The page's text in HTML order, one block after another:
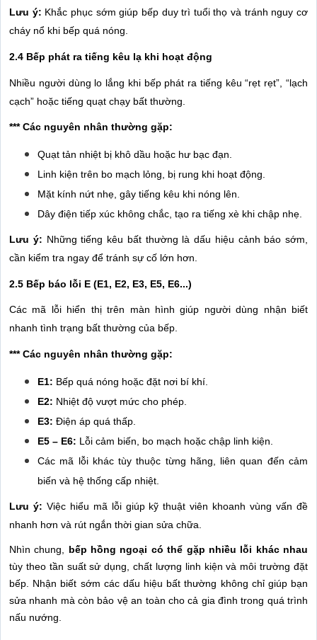
Lưu ý: Khắc phục sớm giúp bếp duy trì tuổi thọ và tránh nguy cơ
cháy nổ khi bếp quá nóng.
2.4 Bếp phát ra tiếng kêu lạ khi hoạt động
Nhiều người dùng lo lắng khi bếp phát ra tiếng kêu “rẹt rẹt”, “lạch
cạch” hoặc tiếng quạt chạy bất thường.
*** Các nguyên nhân thường gặp:
Quạt tản nhiệt bị khô dầu hoặc hư bạc đạn.
Linh kiện trên bo mạch lỏng, bị rung khi hoạt động.
Mặt kính nứt nhẹ, gây tiếng kêu khi nóng lên.
Dây điện tiếp xúc không chắc, tạo ra tiếng xè khi chập nhẹ.
Lưu ý: Những tiếng kêu bất thường là dấu hiệu cảnh báo sớm,
cần kiểm tra ngay để tránh sự cố lớn hơn.
2.5 Bếp báo lỗi E (E1, E2, E3, E5, E6...)
Các mã lỗi hiển thị trên màn hình giúp người dùng nhận biết
nhanh tình trạng bất thường của bếp.
*** Các nguyên nhân thường gặp:
E1: Bếp quá nóng hoặc đặt nơi bí khí.
E2: Nhiệt độ vượt mức cho phép.
E3: Điện áp quá thấp.
E5 – E6: Lỗi cảm biến, bo mạch hoặc chập linh kiện.
Các mã lỗi khác tùy thuộc từng hãng, liên quan đến cảm
biến và hệ thống cấp nhiệt.
Lưu ý: Việc hiểu mã lỗi giúp kỹ thuật viên khoanh vùng vấn đề
nhanh hơn và rút ngắn thời gian sửa chữa.
Nhìn chung, bếp hồng ngoại có thể gặp nhiều lỗi khác nhau
tùy theo tần suất sử dụng, chất lượng linh kiện và môi trường đặt
bếp. Nhận biết sớm các dấu hiệu bất thường không chỉ giúp bạn
sửa nhanh mà còn bảo vệ an toàn cho cả gia đình trong quá trình
nấu nướng.